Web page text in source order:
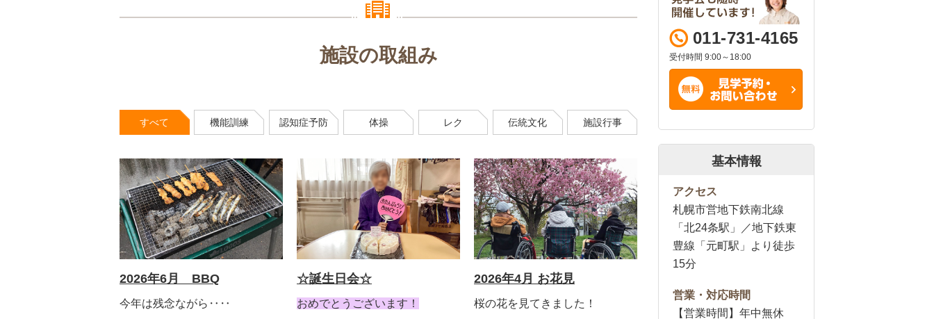
施設の取組み
すべて 機能訓練 認知症予防 体操 レク 伝統文化 施設行事
2026年6月 BBQ
今年は残念ながら‥‥
☆誕生日会☆
おめでとうございます！
2026年4月 お花見
桜の花を見てきました！
011-731-4165
受付時間 9:00～18:00
基本情報
アクセス
札幌市営地下鉄南北線
「北24条駅」／地下鉄東
豊線「元町駅」より徒歩
15分
営業・対応時間
【営業時間】年中無休